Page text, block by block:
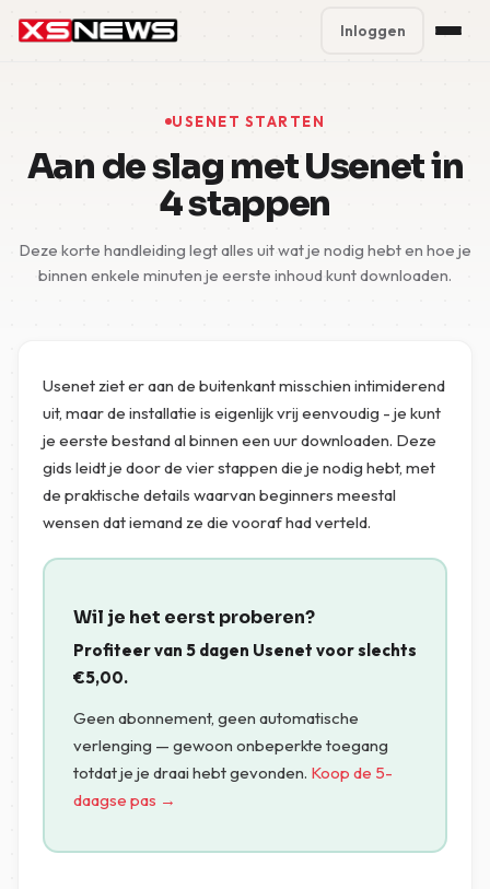
Contact
Inloggen
USENET STARTEN
Aan de slag met Usenet in
4 stappen
Deze korte handleiding legt alles uit wat je nodig hebt en hoe je
binnen enkele minuten je eerste inhoud kunt downloaden.
Usenet ziet er aan de buitenkant misschien intimiderend
uit, maar de installatie is eigenlijk vrij eenvoudig - je kunt
je eerste bestand al binnen een uur downloaden. Deze
gids leidt je door de vier stappen die je nodig hebt, met
de praktische details waarvan beginners meestal
wensen dat iemand ze die vooraf had verteld.
Wil je het eerst proberen?
Profiteer van 5 dagen Usenet voor slechts
€5,00.
Geen abonnement, geen automatische
verlenging — gewoon onbeperkte toegang
totdat je je draai hebt gevonden. Koop de 5-
daagse pas →